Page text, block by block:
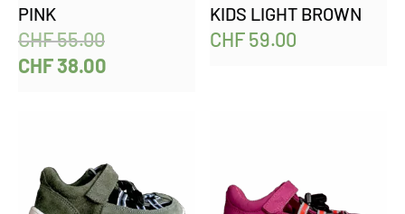
PINK
CHF55.00
CHF38.00
KIDS LIGHT BROWN
CHF59.00